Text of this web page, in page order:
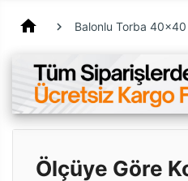
home Balonlu Torba
Ölçüye Göre